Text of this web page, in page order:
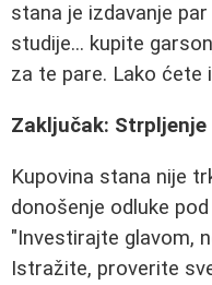
stana je izdavanje
studije... kupite
za te pare. Lako ćete
Zaključak:
Kupovina stana nije
donošenje odluke
"Investirajte glavom,
Istražite, proverite